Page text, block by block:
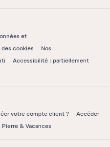
et
des cookies
Nos
Accessibilité : partiellement
votre compte client ?
Accéder
& Vacances